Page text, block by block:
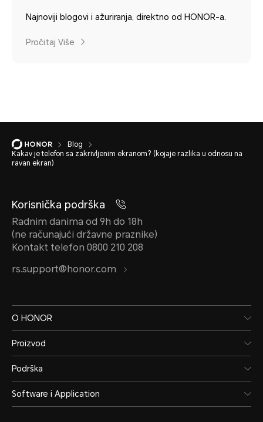
Najnoviji blogovi i ažuriranja, direktno od HONOR-a.
Pročitaj Više
Blog
Kakav je telefon sa zakrivljenim ekranom? (kojaje razlika u odnosu na
ravan ekran)
Korisnička podrška
Radnim danima od 9h do 18h
(ne računajući državne praznike)
Kontakt telefon 0800 210 208
rs.support@honor.com
O HONOR
Proizvod
Podrška
Software i Application